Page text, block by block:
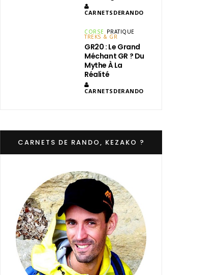
CARNETSDERANDO
CORSE PRATIQUE
TREKS & GR
GR20 : Le Grand
Méchant GR ? Du
Mythe À La
Réalité
CARNETSDERANDO
CARNETS DE RANDO, KEZAKO ?